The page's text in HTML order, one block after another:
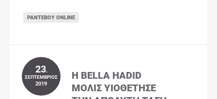
ΡΑΝΤΕΒΟΎ ONLINE
23.
ΣΕΠΤΈΜΒΡΙΟΣ
2019
Η BELLA HADID
ΜΌΛΙΣ ΥΙΟΘΈΤΗΣΕ